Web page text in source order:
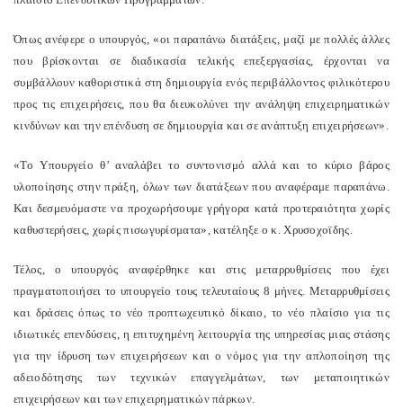
Όπως ανέφερε ο υπουργός, «οι παραπάνω διατάξεις, μαζί με πολλές άλλες
που βρίσκονται σε διαδικασία τελικής επεξεργασίας, έρχονται να
συμβάλλουν καθοριστικά στη δημιουργία ενός περιβάλλοντος φιλικότερου
προς τις επιχειρήσεις, που θα διευκολύνει την ανάληψη επιχειρηματικών
κινδύνων και την επένδυση σε δημιουργία και σε ανάπτυξη επιχειρήσεων».
«Το Υπουργείο θ’ αναλάβει το συντονισμό αλλά και το κύριο βάρος
υλοποίησης στην πράξη, όλων των διατάξεων που αναφέραμε παραπάνω.
Και δεσμευόμαστε να προχωρήσουμε γρήγορα κατά προτεραιότητα χωρίς
καθυστερήσεις, χωρίς πισωγυρίσματα», κατέληξε ο κ. Χρυσοχοϊδης.
Τέλος, ο υπουργός αναφέρθηκε και στις μεταρρυθμίσεις που έχει
πραγματοποιήσει το υπουργείο τους τελευταίους 8 μήνες. Μεταρρυθμίσεις
και δράσεις όπως το νέο προπτωχευτικό δίκαιο, το νέο πλαίσιο για τις
ιδιωτικές επενδύσεις, η επιτυχημένη λειτουργία της υπηρεσίας μιας στάσης
για την ίδρυση των επιχειρήσεων και ο νόμος για την απλοποίηση της
αδειοδότησης των τεχνικών επαγγελμάτων, των μεταποιητικών
επιχειρήσεων και των επιχειρηματικών πάρκων.